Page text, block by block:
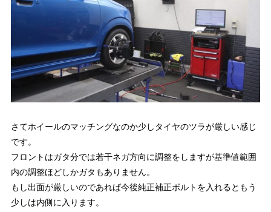
さてホイールのマッチングなのか少しタイヤのツラが厳しい感じ
です。
フロントはガタ分では若干ネガ方向に調整をしますが基準値範囲
内の調整ほどしかガタもありません。
もし出面が厳しいのであれば今後純正補正ボルトを入れるともう
少しは内側に入ります。